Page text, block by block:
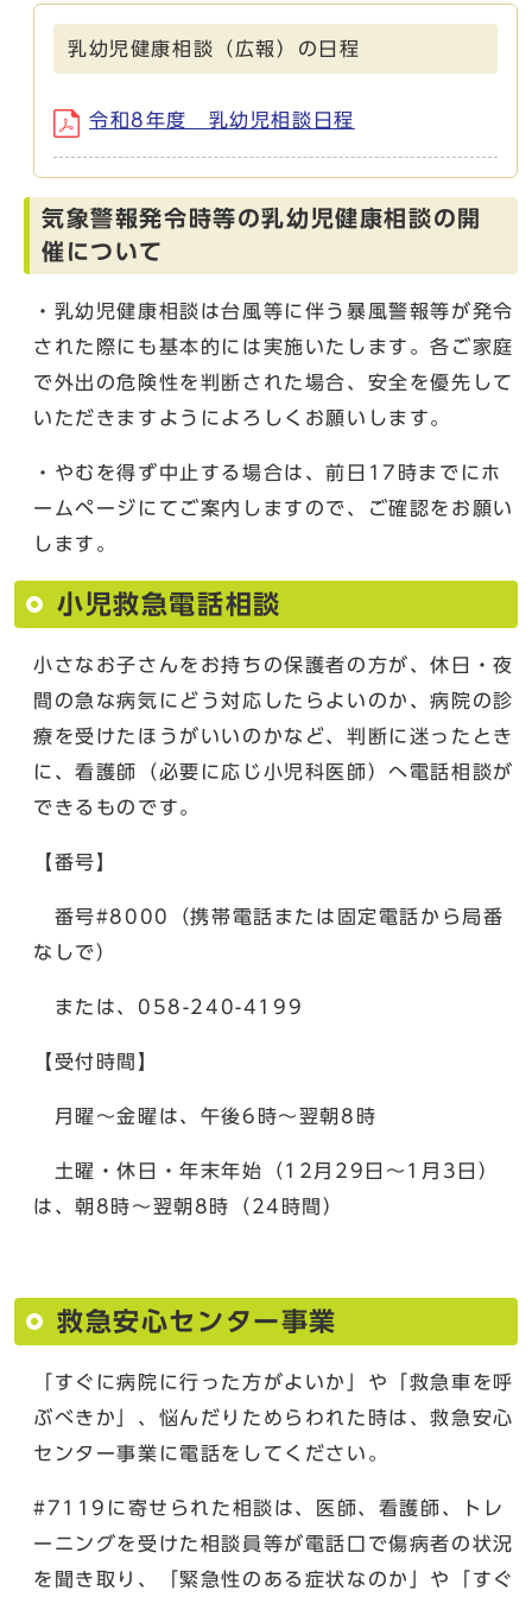
乳幼児健康相談（広報）の日程
令和8年度 乳幼児相談日程
気象警報発令時等の乳幼児健康相談の開
催について
・乳幼児健康相談は台風等に伴う暴風警報等が発令
された際にも基本的には実施いたします。各ご家庭
で外出の危険性を判断された場合、安全を優先して
いただきますようによろしくお願いします。
・やむを得ず中止する場合は、前日17時までにホ
ームページにてご案内しますので、ご確認をお願い
します。
小児救急電話相談
小さなお子さんをお持ちの保護者の方が、休日・夜
間の急な病気にどう対応したらよいのか、病院の診
療を受けたほうがいいのかなど、判断に迷ったとき
に、看護師（必要に応じ小児科医師）へ電話相談が
できるものです。
【番号】
番号#8000（携帯電話または固定電話から局番
なしで）
または、058-240-4199
【受付時間】
月曜～金曜は、午後6時～翌朝8時
土曜・休日・年末年始（12月29日～1月3日）
は、朝8時～翌朝8時（24時間）
救急安心センター事業
「すぐに病院に行った方がよいか」や「救急車を呼
ぶべきか」、悩んだりためらわれた時は、救急安心
センター事業に電話をしてください。
#7119に寄せられた相談は、医師、看護師、トレ
ーニングを受けた相談員等が電話口で傷病者の状況
を聞き取り、「緊急性のある症状なのか」や「すぐ